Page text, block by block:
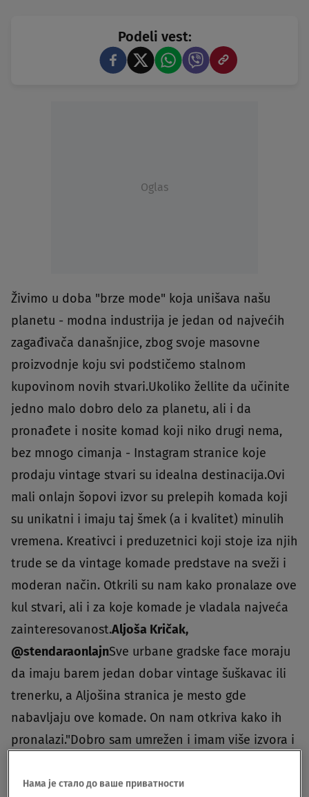
Podeli vest:
Oglas
Živimo u doba "brze mode" koja unišava našu
planetu - modna industrija je jedan od najvećih
zagađivača današnjice, zbog svoje masovne
proizvodnje koju svi podstičemo stalnom
kupovinom novih stvari.Ukoliko žellite da učinite
jedno malo dobro delo za planetu, ali i da
pronađete i nosite komad koji niko drugi nema,
bez mnogo cimanja - Instagram stranice koje
prodaju vintage stvari su idealna destinacija.Ovi
mali onlajn šopovi izvor su prelepih komada koji
su unikatni i imaju taj šmek (a i kvalitet) minulih
vremena. Kreativci i preduzetnici koji stoje iza njih
trude se da vintage komade predstave na sveži i
moderan način. Otkrili su nam kako pronalaze ove
kul stvari, ali i za koje komade je vladala najveća
zainteresovanost.Aljoša Kričak,
@stendaraonlajnSve urbane gradske face moraju
da imaju barem jedan dobar vintage šuškavac ili
trenerku, a Aljošina stranica je mesto gde
nabavljaju ove komade. On nam otkriva kako ih
pronalazi."Dobro sam umrežen i imam više izvora i
stvari stalno stižu, a neretko i one nađu mene. Ja
Нама је стало до ваше приватности